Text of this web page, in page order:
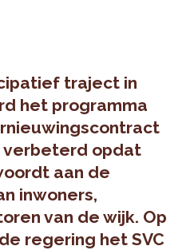
traject in
het programma
verbeterd opdat
aan de
inwoners,
van de wijk. Op
regering het SVC